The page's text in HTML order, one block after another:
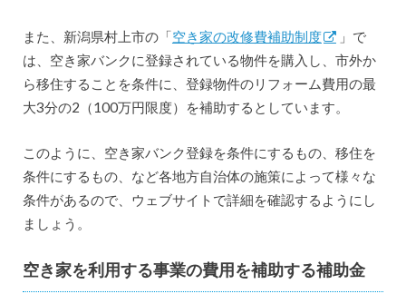
また、新潟県村上市の「空き家の改修費補助制度
」で
は、空き家バンクに登録されている物件を購入し、市外か
ら移住することを条件に、登録物件のリフォーム費用の最
大3分の2（100万円限度）を補助するとしています。
このように、空き家バンク登録を条件にするもの、移住を
条件にするもの、など各地方自治体の施策によって様々な
条件があるので、ウェブサイトで詳細を確認するようにし
ましょう。
空き家を利用する事業の費用を補助する補助金